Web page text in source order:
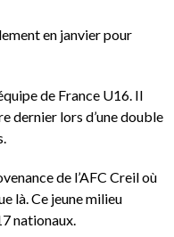
en janvier pour
de France U16. Il
dernier lors d’une double
de l’AFC Creil où
là. Ce jeune milieu
nationaux.